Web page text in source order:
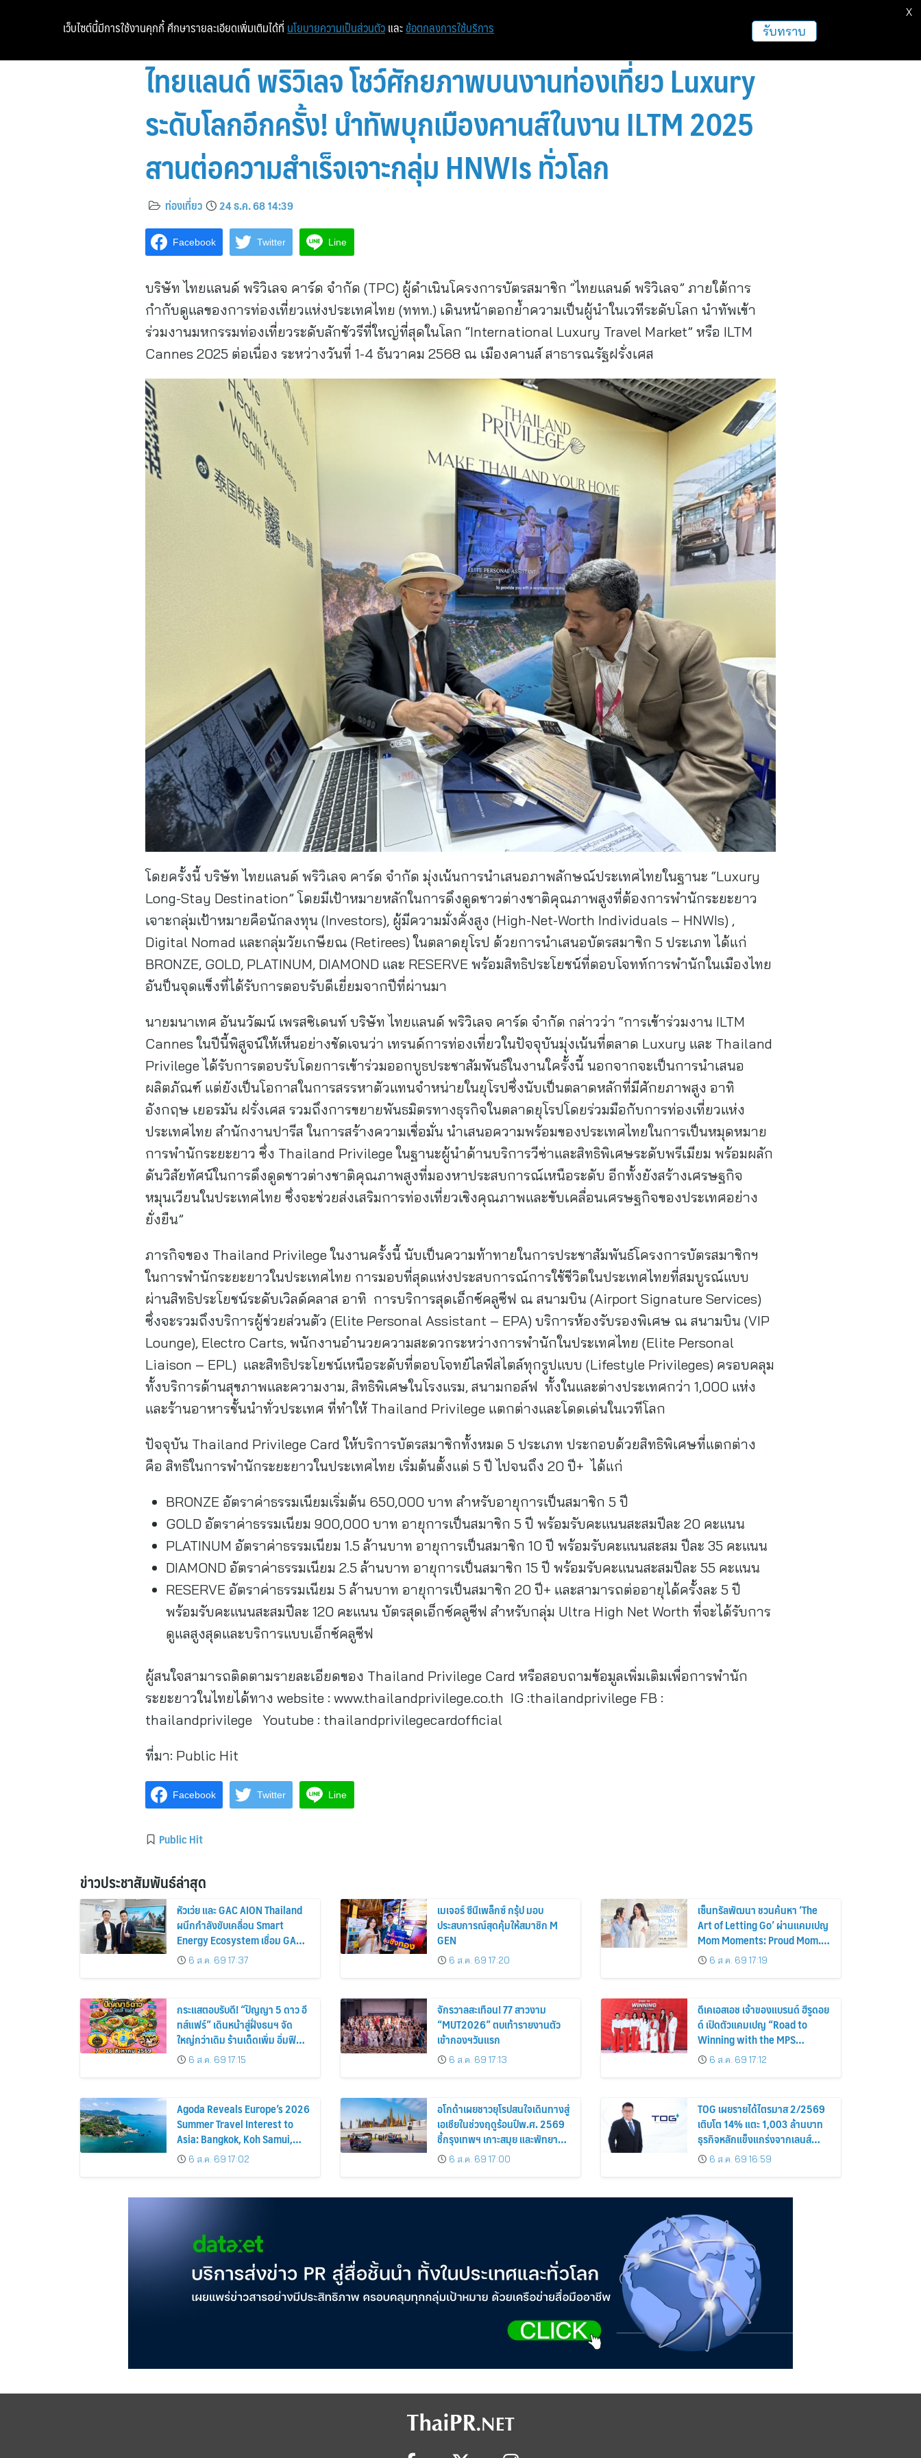
หน้าแรก ท่องเที่ยว ฝากข่าวประชาสัมพันธ์
ไทยแลนด์ พริวิเลจ โชว์ศักยภาพบนงานท่องเที่ยว Luxury
ระดับโลกอีกครั้ง! นำทัพบุกเมืองคานส์ในงาน ILTM 2025
สานต่อความสำเร็จเจาะกลุ่ม HNWIs ทั่วโลก
ท่องเที่ยว 24 ธ.ค. 68 14:39
Facebook Twitter Line
บริษัท ไทยแลนด์ พริวิเลจ คาร์ด จำกัด (TPC) ผู้ดำเนินโครงการบัตรสมาชิก “ไทยแลนด์ พริวิเลจ” ภายใต้การ
กำกับดูแลของการท่องเที่ยวแห่งประเทศไทย (ททท.) เดินหน้าตอกย้ำความเป็นผู้นำในเวทีระดับโลก นำทัพเข้า
ร่วมงานมหกรรมท่องเที่ยวระดับลักชัวรีที่ใหญ่ที่สุดในโลก “International Luxury Travel Market” หรือ ILTM
Cannes 2025 ต่อเนื่อง ระหว่างวันที่ 1-4 ธันวาคม 2568 ณ เมืองคานส์ สาธารณรัฐฝรั่งเศส
โดยครั้งนี้ บริษัท ไทยแลนด์ พริวิเลจ คาร์ด จำกัด มุ่งเน้นการนำเสนอภาพลักษณ์ประเทศไทยในฐานะ “Luxury
Long-Stay Destination” โดยมีเป้าหมายหลักในการดึงดูดชาวต่างชาติคุณภาพสูงที่ต้องการพำนักระยะยาว
เจาะกลุ่มเป้าหมายคือนักลงทุน (Investors), ผู้มีความมั่งคั่งสูง (High-Net-Worth Individuals – HNWIs) ,
Digital Nomad และกลุ่มวัยเกษียณ (Retirees) ในตลาดยุโรป ด้วยการนำเสนอบัตรสมาชิก 5 ประเภท ได้แก่
BRONZE, GOLD, PLATINUM, DIAMOND และ RESERVE พร้อมสิทธิประโยชน์ที่ตอบโจทท์การพำนักในเมืองไทย
อันป็นจุดแข็งที่ได้รับการตอบรับดีเยี่ยมจากปีที่ผ่านมา
นายมนาเทศ อันนวัฒน์ เพรสซิเดนท์ บริษัท ไทยแลนด์ พริวิเลจ คาร์ด จำกัด กล่าวว่า “การเข้าร่วมงาน ILTM
Cannes ในปีนี้พิสูจน์ให้เห็นอย่างชัดเจนว่า เทรนด์การท่องเที่ยวในปัจจุบันมุ่งเน้นที่ตลาด Luxury และ Thailand
Privilege ได้รับการตอบรับโดยการเข้าร่วมออกบูธประชาสัมพันธ์ในงานใครั้งนี้ นอกจากจะเป็นการนำเสนอ
ผลิตภัณฑ์ แต่ยังเป็นโอกาสในการสรรหาตัวแทนจำหน่ายในยุโรปซึ่งนับเป็นตลาดหลักที่มีศักยภาพสูง อาทิ
อังกฤษ เยอรมัน ฝรั่งเศส รวมถึงการขยายพันธมิตรทางธุรกิจในตลาดยุโรปโดยร่วมมือกับการท่องเที่ยวแห่ง
ประเทศไทย สำนักงานปารีส ในการสร้างความเชื่อมั่น นำเสนอความพร้อมของประเทศไทยในการเป็นหมุดหมาย
การพำนักระยะยาว ซึ่ง Thailand Privilege ในฐานะผู้นำด้านบริการวีซ่าและสิทธิพิเศษระดับพรีเมียม พร้อมผลัก
ดันวิสัยทัศน์ในการดึงดูดชาวต่างชาติคุณภาพสูงที่มองหาประสบการณ์เหนือระดับ อีกทั้งยังสร้างเศรษฐกิจ
หมุนเวียนในประเทศไทย ซึ่งจะช่วยส่งเสริมการท่องเที่ยวเชิงคุณภาพและขับเคลื่อนเศรษฐกิจของประเทศอย่าง
ยั่งยืน”
ภารกิจของ Thailand Privilege ในงานครั้งนี้ นับเป็นความท้าทายในการประชาสัมพันธ์โครงการบัตรสมาชิกฯ
ในการพำนักระยะยาวในประเทศไทย การมอบที่สุดแห่งประสบการณ์การใช้ชีวิตในประเทศไทยที่สมบูรณ์แบบ
ผ่านสิทธิประโยชน์ระดับเวิลด์คลาส อาทิ การบริการสุดเอ็กซ์คลูซีฟ ณ สนามบิน (Airport Signature Services)
ซึ่งจะรวมถึงบริการผู้ช่วยส่วนตัว (Elite Personal Assistant – EPA) บริการห้องรับรองพิเศษ ณ สนามบิน (VIP
Lounge), Electro Carts, พนักงานอำนวยความสะดวกระหว่างการพำนักในประเทศไทย (Elite Personal
Liaison – EPL) และสิทธิประโยชน์เหนือระดับที่ตอบโจทย์ไลฟ์สไตล์ทุกรูปแบบ (Lifestyle Privileges) ครอบคลุม
ทั้งบริการด้านสุขภาพและความงาม, สิทธิพิเศษในโรงแรม, สนามกอล์ฟ ทั้งในและต่างประเทศกว่า 1,000 แห่ง
และร้านอาหารชั้นนำทั่วประเทศ ที่ทำให้ Thailand Privilege แตกต่างและโดดเด่นในเวทีโลก
ปัจจุบัน Thailand Privilege Card ให้บริการบัตรสมาชิกทั้งหมด 5 ประเภท ประกอบด้วยสิทธิพิเศษที่แตกต่าง
คือ สิทธิในการพำนักระยะยาวในประเทศไทย เริ่มต้นตั้งแต่ 5 ปี ไปจนถึง 20 ปี+ ได้แก่
BRONZE อัตราค่าธรรมเนียมเริ่มต้น 650,000 บาท สำหรับอายุการเป็นสมาชิก 5 ปี
GOLD อัตราค่าธรรมเนียม 900,000 บาท อายุการเป็นสมาชิก 5 ปี พร้อมรับคะแนนสะสมปีละ 20 คะแนน
PLATINUM อัตราค่าธรรมเนียม 1.5 ล้านบาท อายุการเป็นสมาชิก 10 ปี พร้อมรับคะแนนสะสม ปีละ 35 คะแนน
DIAMOND อัตราค่าธรรมเนียม 2.5 ล้านบาท อายุการเป็นสมาชิก 15 ปี พร้อมรับคะแนนสะสมปีละ 55 คะแนน
RESERVE อัตราค่าธรรมเนียม 5 ล้านบาท อายุการเป็นสมาชิก 20 ปี+ และสามารถต่ออายุได้ครั้งละ 5 ปี
พร้อมรับคะแนนสะสมปีละ 120 คะแนน บัตรสุดเอ็กซ์คลูซีฟ สำหรับกลุ่ม Ultra High Net Worth ที่จะได้รับการ
ดูแลสูงสุดและบริการแบบเอ็กซ์คลูซีฟ
ผู้สนใจสามารถติดตามรายละเอียดของ Thailand Privilege Card หรือสอบถามข้อมูลเพิ่มเติมเพื่อการพำนัก
ระยะยาวในไทยได้ทาง website : www.thailandprivilege.co.th IG :thailandprivilege FB :
thailandprivilege Youtube : thailandprivilegecardofficial
ที่มา: Public Hit
Facebook Twitter Line
Public Hit
ข่าวประชาสัมพันธ์ล่าสุด
หัวเว่ย และ GAC AION Thailand
ผนึกกำลังขับเคลื่อน Smart
Energy Ecosystem เชื่อม GAC
GN8 PHEV รถยนต์ MPV ระดับ
พรีเมียม เข้ากับพลังงานแสง
6 ส.ค. 69 17:37
เมเจอร์ ซีนีเพล็กซ์ กรุ้ป มอบ
ประสบการณ์สุดคุ้มให้สมาชิก M
GEN
6 ส.ค. 69 17:20
เซ็นทรัลพัฒนา ชวนค้นหา ‘The
Art of Letting Go’ ผ่านแคมเปญ
Mom Moments: Proud Mom.
Proud of My Mom.
6 ส.ค. 69 17:19
กระแสตอบรับดี! “ปัญญา 5 ดาว อี
ทส์แฟร์” เดินหน้าสู่ฝั่งธนฯ จัด
ใหญ่กว่าเดิม ร้านเด็ดเพิ่ม อิ่มฟิน
10 วันเต็ม!
6 ส.ค. 69 17:15
จักรวาลสะเทือน! 77 สาวงาม
“MUT2026” ตบเท้ารายงานตัว
เข้ากองฯวันแรก
6 ส.ค. 69 17:13
ดีเคเอสเอช เจ้าของแบรนด์ ฮีรูดอย
ด์ เปิดตัวแคมเปญ “Road to
Winning with the MPS
Science”
6 ส.ค. 69 17:12
Agoda Reveals Europe’s 2026
Summer Travel Interest to
Asia: Bangkok, Koh Samui,
and Pattaya Among the Top
Cities
6 ส.ค. 69 17:02
อโกด้าเผยชาวยุโรปสนใจเดินทางสู่
เอเชียในช่วงฤดูร้อนปีพ.ศ. 2569
ชี้กรุงเทพฯ เกาะสมุย และพัทยา
ติดอันดับเมืองยอดนิยม
6 ส.ค. 69 17:00
TOG เผยรายได้ไตรมาส 2/2569
เติบโต 14% แตะ 1,003 ล้านบาท
ธุรกิจหลักแข็งแกร่งจากเลนส์
มูลค่าเพิ่ม และการขยายตลาดต่าง
ประเทศ พร้อมเดินหน้าลงทุนเพื่อ
6 ส.ค. 69 16:59
เว็บไซต์นี้มีการใช้งานคุกกี้ ศึกษารายละเอียดเพิ่มเติมได้ที่ นโยบายความเป็นส่วนตัว และ ข้อตกลงการใช้บริการ รับทราบ
X